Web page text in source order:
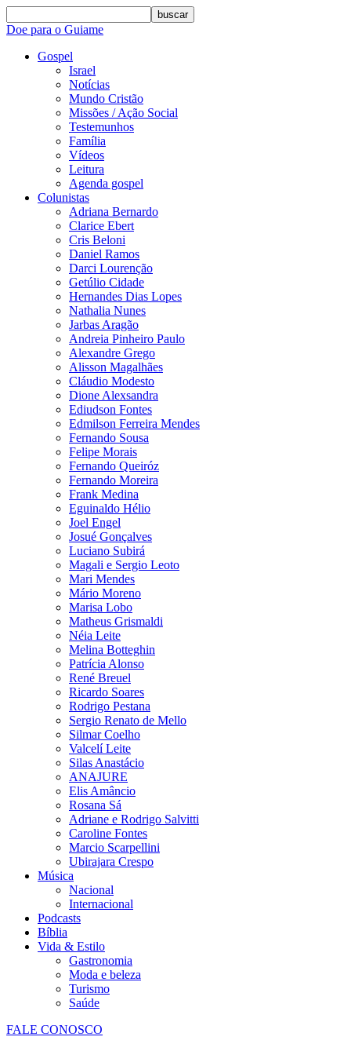
buscar
Doe para o Guiame
Gospel
Israel
Notícias
Mundo Cristão
Missões / Ação Social
Testemunhos
Família
Vídeos
Leitura
Agenda gospel
Colunistas
Adriana Bernardo
Clarice Ebert
Cris Beloni
Daniel Ramos
Darci Lourenção
Getúlio Cidade
Hernandes Dias Lopes
Nathalia Nunes
Jarbas Aragão
Andreia Pinheiro Paulo
Alexandre Grego
Alisson Magalhães
Cláudio Modesto
Dione Alexsandra
Ediudson Fontes
Edmilson Ferreira Mendes
Fernando Sousa
Felipe Morais
Fernando Queiróz
Fernando Moreira
Frank Medina
Eguinaldo Hélio
Joel Engel
Josué Gonçalves
Luciano Subirá
Magali e Sergio Leoto
Mari Mendes
Mário Moreno
Marisa Lobo
Matheus Grismaldi
Néia Leite
Melina Botteghin
Patrícia Alonso
René Breuel
Ricardo Soares
Rodrigo Pestana
Sergio Renato de Mello
Silmar Coelho
Valcelí Leite
Silas Anastácio
ANAJURE
Elis Amâncio
Rosana Sá
Adriane e Rodrigo Salvitti
Caroline Fontes
Marcio Scarpellini
Ubirajara Crespo
Música
Nacional
Internacional
Podcasts
Bíblia
Vida & Estilo
Gastronomia
Moda e beleza
Turismo
Saúde
FALE CONOSCO